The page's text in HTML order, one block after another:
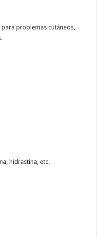
problemas cutáneos,
hidrastina, etc.